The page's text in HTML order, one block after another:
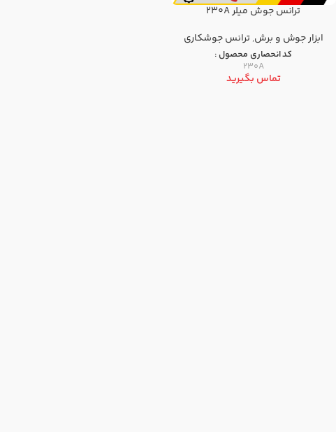
ترانس جوش میلر 230A
ابزار جوش و برش,ترانس جوشکاری
کد انحصاری محصول :
230A
تماس بگیرید